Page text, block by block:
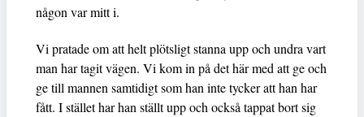
någon var mitt i.
Vi pratade om att helt plötsligt stanna upp och undra vart
man har tagit vägen. Vi kom in på det här med att ge och
ge till mannen samtidigt som han inte tycker att han har
fått. I stället har han ställt upp och också tappat bort sig